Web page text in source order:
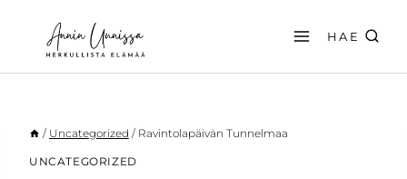
sisältöön
HAE
/ Uncategorized / Ravintolapäivän Tunnelmaa
UNCATEGORIZED